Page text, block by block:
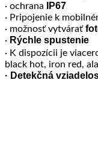
· ochrana
IP67
· Pripojenie k
· možnosť vytvárať
· Rýchle spustenie
· K dispozícii je
black hot, iron red,
· Detekčná